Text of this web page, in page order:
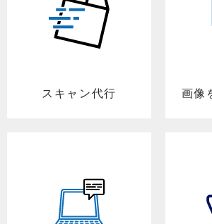
スキャン代行 画像